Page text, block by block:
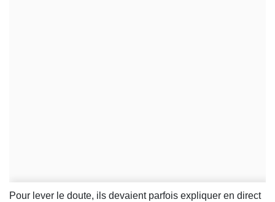
Pour lever le doute, ils devaient parfois expliquer en direct